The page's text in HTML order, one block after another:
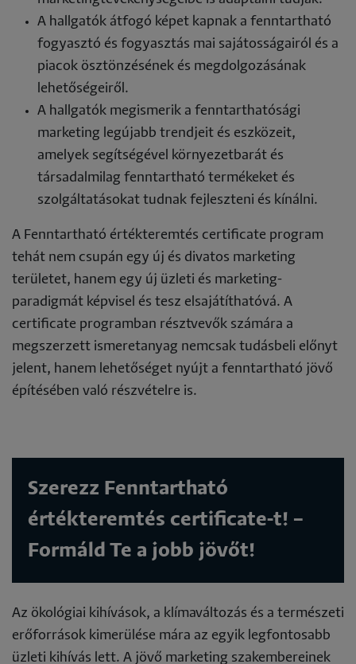
A hallgatók átfogó képet kapnak a fenntartható
fogyasztó és fogyasztás mai sajátosságairól és a
piacok ösztönzésének és megdolgozásának
lehetőségeiről.
A hallgatók megismerik a fenntarthatósági
marketing legújabb trendjeit és eszközeit,
amelyek segítségével környezetbarát és
társadalmilag fenntartható termékeket és
szolgáltatásokat tudnak fejleszteni és kínálni.
A Fenntartható értékteremtés certificate program
tehát nem csupán egy új és divatos marketing
területet, hanem egy új üzleti és marketing-
paradigmát képvisel és tesz elsajátíthatóvá. A
certificate programban résztvevők számára a
megszerzett ismeretanyag nemcsak tudásbeli előnyt
jelent, hanem lehetőséget nyújt a fenntartható jövő
építésében való részvételre is.
Szerezz Fenntartható
értékteremtés certificate-t! –
Formáld Te a jobb jövőt!
Az ökológiai kihívások, a klímaváltozás és a természeti
erőforrások kimerülése mára az egyik legfontosabb
üzleti kihívás lett. A jövő marketing szakembereinek